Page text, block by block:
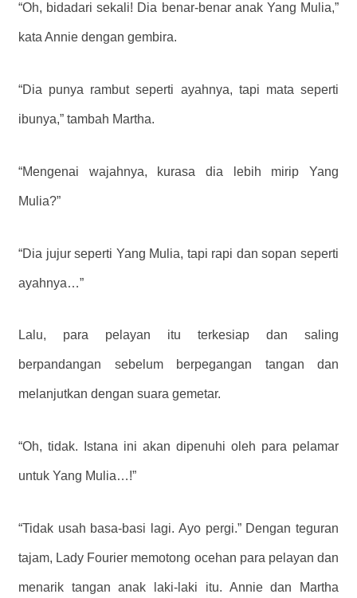
“Oh, bidadari sekali! Dia benar-benar anak Yang Mulia,”
kata Annie dengan gembira.
“Dia punya rambut seperti ayahnya, tapi mata seperti
ibunya,” tambah Martha.
“Mengenai wajahnya, kurasa dia lebih mirip Yang
Mulia?”
“Dia jujur ​​seperti Yang Mulia, tapi rapi dan sopan seperti
ayahnya…”
Lalu, para pelayan itu terkesiap dan saling
berpandangan sebelum berpegangan tangan dan
melanjutkan dengan suara gemetar.
“Oh, tidak. Istana ini akan dipenuhi oleh para pelamar
untuk Yang Mulia…!”
“Tidak usah basa-basi lagi. Ayo pergi.” Dengan teguran
tajam, Lady Fourier memotong ocehan para pelayan dan
menarik tangan anak laki-laki itu. Annie dan Martha